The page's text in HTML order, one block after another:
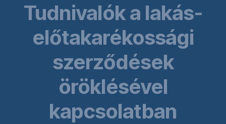
Tudnivalók a lakás-
előtakarékossági
szerződések
öröklésével
kapcsolatban